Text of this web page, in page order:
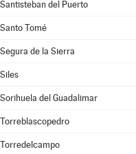
Santisteban del Puerto
Santo Tomé
Segura de la Sierra
Siles
Sorihuela del Guadalimar
Torreblascopedro
Torredelcampo